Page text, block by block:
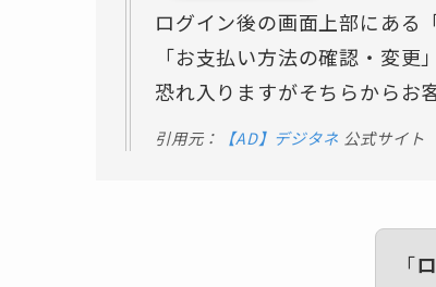
ログイン後の画面上部にある
「お支払い方法の確認・変更
恐れ入りますがそちらからお
引用元： 【AD】デジタネ 公式サイト
「